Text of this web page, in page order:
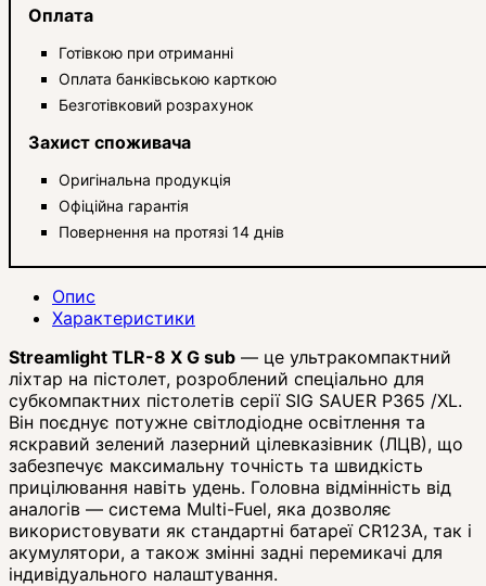
Оплата
Готівкою при отриманні
Оплата банківською карткою
Безготівковий розрахунок
Захист споживача
Оригінальна продукція
Офіційна гарантія
Повернення на протязі 14 днів
Опис
Характеристики
Streamlight TLR-8 X G sub — це ультракомпактний
ліхтар на пістолет, розроблений спеціально для
субкомпактних пістолетів серії SIG SAUER P365 /XL.
Він поєднує потужне світлодіодне освітлення та
яскравий зелений лазерний цілевказівник (ЛЦВ), що
забезпечує максимальну точність та швидкість
прицілювання навіть удень. Головна відмінність від
аналогів — система Multi-Fuel, яка дозволяє
використовувати як стандартні батареї CR123A, так і
акумулятори, а також змінні задні перемикачі для
індивідуального налаштування.